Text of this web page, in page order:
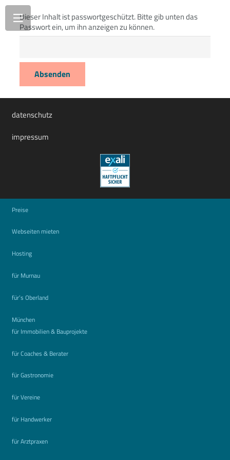
Dieser Inhalt ist passwortgeschützt. Bitte gib unten das
Passwort ein, um ihn anzeigen zu können.
datenschutz
impressum
Preise
Webseiten mieten
Hosting
für Murnau
für’s Oberland
München
für Immobilien & Bauprojekte
für Coaches & Berater
für Gastronomie
für Vereine
für Handwerker
für Arztpraxen